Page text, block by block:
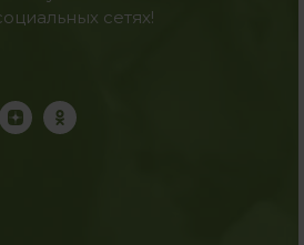
сетях!